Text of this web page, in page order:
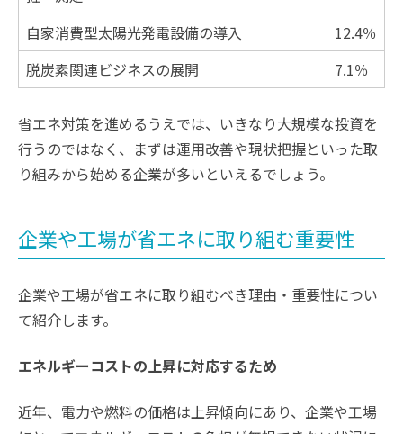
自家消費型太陽光発電設備の導入
12.4％
脱炭素関連ビジネスの展開
7.1％
省エネ対策を進めるうえでは、いきなり大規模な投資を
行うのではなく、まずは運用改善や現状把握といった取
り組みから始める企業が多いといえるでしょう。
企業や工場が省エネに取り組む重要性
企業や工場が省エネに取り組むべき理由・重要性につい
て紹介します。
エネルギーコストの上昇に対応するため
近年、電力や燃料の価格は上昇傾向にあり、企業や工場